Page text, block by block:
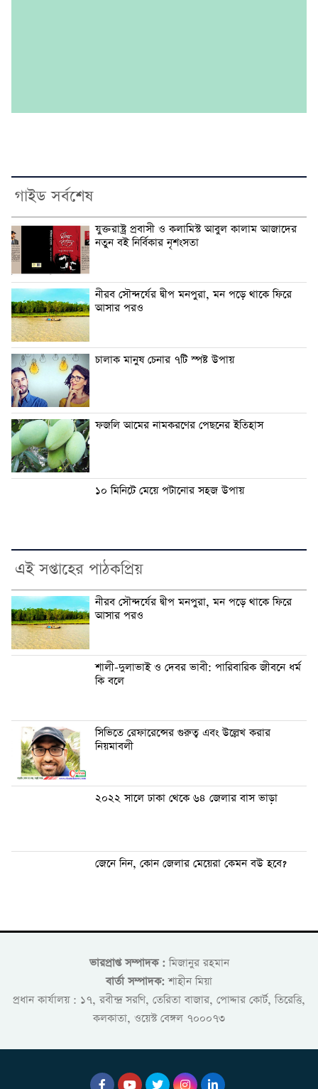
গাইড সর্বশেষ
যুক্তরাষ্ট্র প্রবাসী ও কলামিস্ট আবুল কালাম আজাদের
নতুন বই নির্বিকার নৃশংসতা
নীরব সৌন্দর্যের দ্বীপ মনপুরা, মন পড়ে থাকে ফিরে
আসার পরও
চালাক মানুষ চেনার ৭টি স্পষ্ট উপায়
ফজলি আমের নামকরণের পেছনের ইতিহাস
১০ মিনিটে মেয়ে পটানোর সহজ উপায়
এই সপ্তাহের পাঠকপ্রিয়
নীরব সৌন্দর্যের দ্বীপ মনপুরা, মন পড়ে থাকে ফিরে
আসার পরও
শালী-দুলাভাই ও দেবর ভাবী: পারিবারিক জীবনে ধর্ম
কি বলে
সিভিতে রেফারেন্সের গুরুত্ব এবং উল্লেখ করার
নিয়মাবলী
২০২২ সালে ঢাকা থেকে ৬৪ জেলার বাস ভাড়া
জেনে নিন, কোন জেলার মেয়েরা কেমন বউ হবে?
ভারপ্রাপ্ত সম্পাদক :মিজানুর রহমান
বার্তা সম্পাদক: শাহীন মিয়া
প্রধান কার্যালয় : ১৭, রবীন্দ্র সরণি, তেরিতা বাজার, পোদ্দার কোর্ট, তিরেত্তি,
কলকাতা, ওয়েস্ট বেঙ্গল ৭০০০৭৩